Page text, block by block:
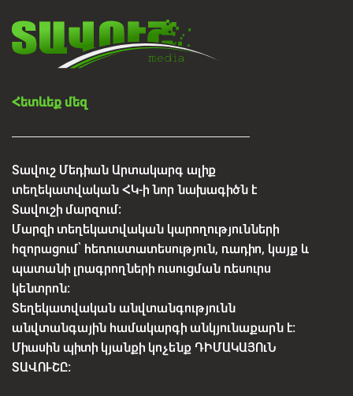
Հետևեք մեզ
Տավուշ Մեդիան Արտակարգ ալիք
տեղեկատվական ՀԿ-ի նոր նախագիծն է
Տավուշի մարզում:
Մարզի տեղեկատվական կարողությունների
հզորացում՝ հեռուստատեսություն, ռադիո, կայք և
պատանի լրագրողների ուսուցման ռեսուրս
կենտրոն:
Տեղեկատվական անվտանգությունն
անվտանգային համակարգի անկյունաքարն է:
Միասին պիտի կյանքի կոչենք ԴԻՄԱԿԱՅՈւՆ
ՏԱՎՈՒՇԸ: